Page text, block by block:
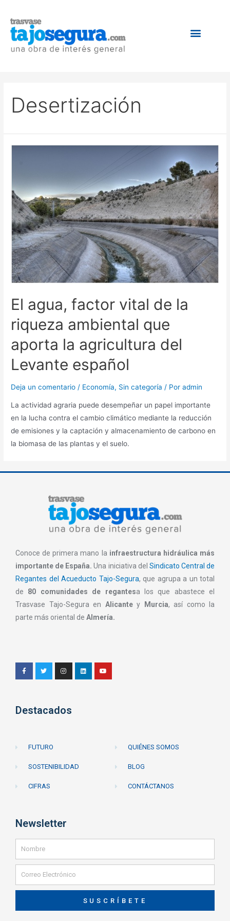
Desertización
El agua, factor vital de la
riqueza ambiental que
aporta la agricultura del
Levante español
Deja un comentario / Economía, Sin categoría / Poradmin
La actividad agraria puede desempeñar un papel importante
en la lucha contra el cambio climático mediante la reducción
de emisiones y la captación y almacenamiento de carbono en
la biomasa de las plantas y el suelo.
Conoce de primera mano la infraestructura hidráulica más
importante de España.Una iniciativa del Sindicato Central de
Regantes del Acueducto Tajo-Segura, que agrupa a un total
de 80 comunidades de regantesa los que abastece el
Trasvase Tajo-Segura en Alicante y Murcia, así como la
parte más oriental de Almería.
Destacados
FUTURO
SOSTENIBILIDAD
CIFRAS
QUIÉNES SOMOS
BLOG
CONTÁCTANOS
Newsletter
SUSCRÍBETE